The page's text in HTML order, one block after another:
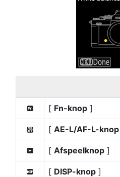
6 [ Fn-knop ]
V [ AE-L/AF-L-knop
q [ Afspeelknop ]
D [ DISP-knop ]